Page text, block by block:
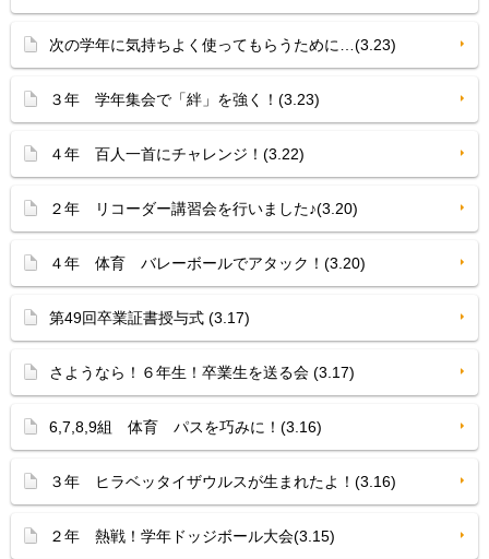
次の学年に気持ちよく使ってもらうために…(3.23)
３年 学年集会で「絆」を強く！(3.23)
４年 百人一首にチャレンジ！(3.22)
２年 リコーダー講習会を行いました♪(3.20)
４年 体育 バレーボールでアタック！(3.20)
第49回卒業証書授与式 (3.17)
さようなら！６年生！卒業生を送る会 (3.17)
6,7,8,9組 体育 パスを巧みに！(3.16)
３年 ヒラベッタイザウルスが生まれたよ！(3.16)
２年 熱戦！学年ドッジボール大会(3.15)